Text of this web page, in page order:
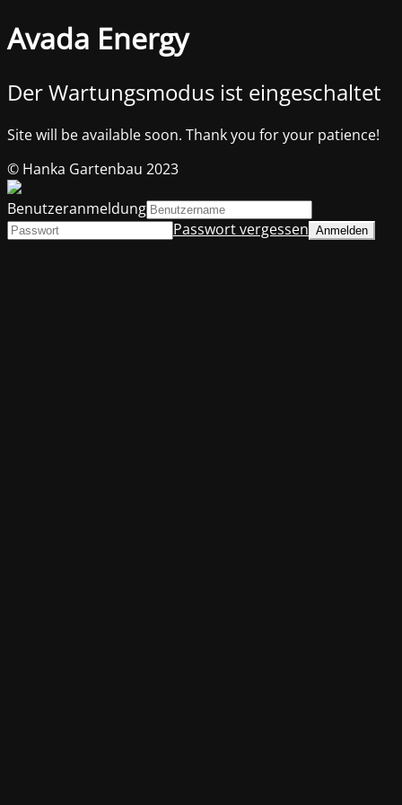
Avada Energy
Der Wartungsmodus ist eingeschaltet
Site will be available soon. Thank you for your patience!
© Hanka Gartenbau 2023
Benutzeranmeldung
Passwort vergessen